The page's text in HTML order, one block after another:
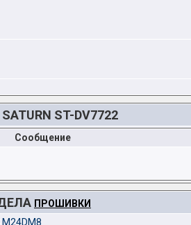
ST-DV7722
Сообщение
ПРОШИВКИ
M24DM8